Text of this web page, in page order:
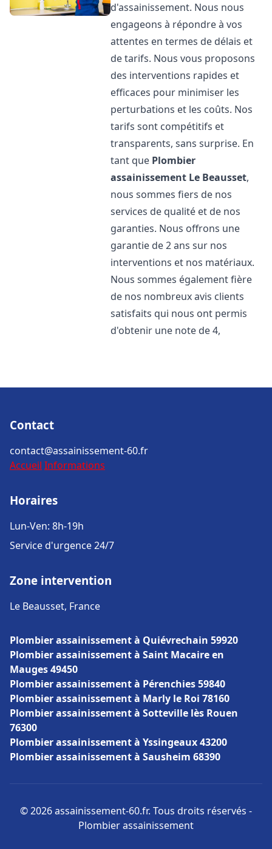
d'assainissement. Nous nous
engageons à répondre à vos
attentes en termes de délais et
de tarifs. Nous vous proposons
des interventions rapides et
efficaces pour minimiser les
perturbations et les coûts. Nos
tarifs sont compétitifs et
transparents, sans surprise. En
tant que Plombier
assainissement Le Beausset,
nous sommes fiers de nos
services de qualité et de nos
garanties. Nous offrons une
garantie de 2 ans sur nos
interventions et nos matériaux.
Nous sommes également fière
de nos nombreux avis clients
satisfaits qui nous ont permis
d'obtenir une note de 4,
Contact
contact@assainissement-60.fr
Accueil Informations
Horaires
Lun-Ven: 8h-19h
Service d'urgence 24/7
Zone intervention
Le Beausset, France
Plombier assainissement à Quiévrechain 59920
Plombier assainissement à Saint Macaire en
Mauges 49450
Plombier assainissement à Pérenchies 59840
Plombier assainissement à Marly le Roi 78160
Plombier assainissement à Sotteville lès Rouen
76300
Plombier assainissement à Yssingeaux 43200
Plombier assainissement à Sausheim 68390
© 2026 assainissement-60.fr. Tous droits réservés -
Plombier assainissement